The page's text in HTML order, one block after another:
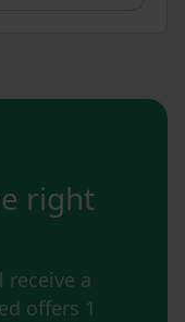
right
receive a
offers 1